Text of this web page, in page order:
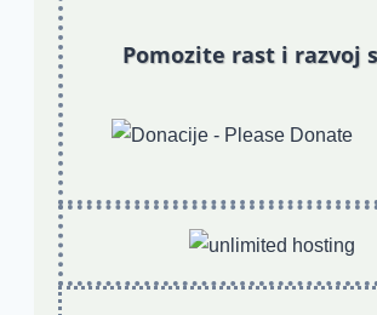
Pomozite rast i razvoj